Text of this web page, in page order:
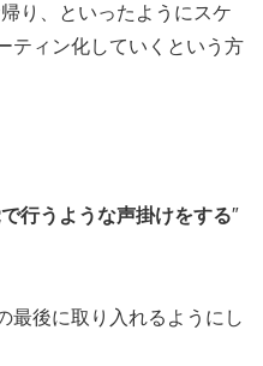
り、といったようにスケ
ティン化していくという方
行うような声掛けをする″
最後に取り入れるようにし